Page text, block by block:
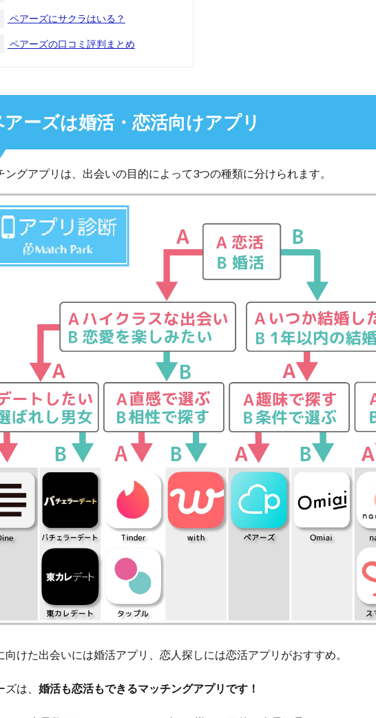
ペアーズにサクラはいる？
ペアーズの口コミ評判まとめ
アーズは婚活・恋活向けアプリ
ングアプリは、出会いの目的によって3つの種類に分けられます。
向けた出会いには婚活アプリ、恋人探しには恋活アプリがおすすめ。
は、 婚活も恋活もできるマッチングアプリです！